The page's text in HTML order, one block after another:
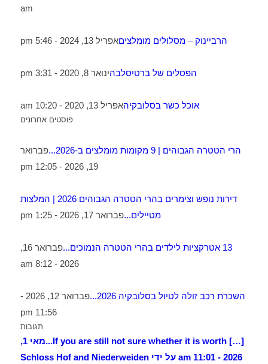
am
הרביינוק – מסלולים מומלציםאפריל 13, 2024 - 5:46 pm
הפסלים של ברטיסלבהינואר 8, 2020 - 3:31 pm
אוכל כשר בסלובקיהאפריל 13, 2020 - 10:20 am
פוסטים אחרונים
הרי הטטרה הגבוהים | 9 מקומות מומלצים ב-2026...
פברואר
19, 2026 - 12:05 pm
דירות נופש וצימרים בהרי הטטרה הגבוהים 2026 | המלצות
מטיילים...פברואר 17, 2026 - 1:25 pm
13 אטרקציות לילדים בהרי הטטרה הנמוכים...
פברואר 16,
2026 - 8:12 am
השכרת רכב זולה לטיול בסלובקיה 2026...
פברואר 12, 2026 -
11:56 pm
תגובות
[…] If you are still not sure whether it is worth...
מאי 1,
2026 - 11:01 am על ידי Schloss Hof and Niederweiden